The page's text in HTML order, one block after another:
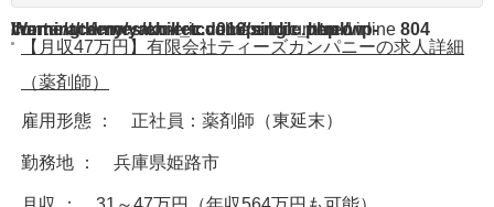
Warning: A non-numeric value encountered in
/home/acdmy/yaku-rec.com/public_html/wp-content/themes/chill_tcd016/single.phpon line 804
【月収47万円】有限会社ティーズカンパニーの求人詳細
（薬剤師）
雇用形態 ： 正社員：薬剤師（東延末）
勤務地 ： 兵庫県姫路市